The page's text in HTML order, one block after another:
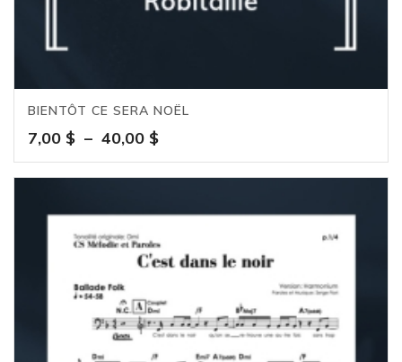
BIENTÔT CE SERA NOËL
7,00 $ – 40,00 $Plage
de
prix :
à
40,00 $